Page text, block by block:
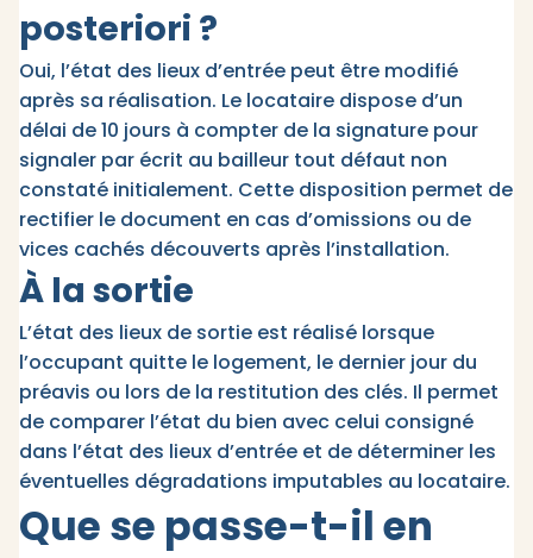
posteriori ?
Oui, l’état des lieux d’entrée peut être modifié
après sa réalisation. Le locataire dispose d’un
délai de 10 jours à compter de la signature pour
signaler par écrit au bailleur tout défaut non
constaté initialement. Cette disposition permet de
rectifier le document en cas d’omissions ou de
vices cachés découverts après l’installation.
À la sortie
L’état des lieux de sortie est réalisé lorsque
l’occupant quitte le logement, le dernier jour du
préavis ou lors de la restitution des clés. Il permet
de comparer l’état du bien avec celui consigné
dans l’état des lieux d’entrée et de déterminer les
éventuelles dégradations imputables au locataire.
Que se passe-t-il en